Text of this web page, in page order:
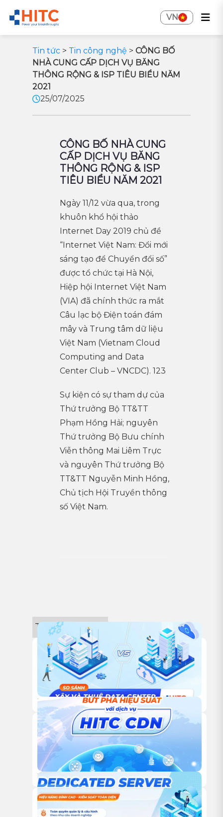
VN
Tin tức > Tin công nghệ > CÔNG BỐ
NHÀ CUNG CẤP DỊCH VỤ BĂNG
THÔNG RỘNG & ISP TIÊU BIỂU NĂM
2021
25/07/2025
CÔNG BỐ NHÀ CUNG
CẤP DỊCH VỤ BĂNG
THÔNG RỘNG & ISP
TIÊU BIỂU NĂM 2021
Ngày 11/12 vừa qua, trong
khuôn khổ hội thảo
Internet Day 2019 chủ đề
“Internet Việt Nam: Đổi mới
sáng tạo để Chuyển đổi số”
được tổ chức tại Hà Nội,
Hiệp hội Internet Việt Nam
(VIA) đã chính thức ra mắt
Câu lạc bộ Điện toán đám
mây và Trung tâm dữ liệu
Việt Nam (Vietnam Cloud
Computing and Data
Center Club – VNCDC). 123
Sự kiện có sự tham dự của
Thứ trưởng Bộ TT&TT
Phạm Hồng Hải; nguyên
Thứ trưởng Bộ Bưu chính
Viễn thông Mai Liêm Trực
và nguyên Thứ trưởng Bộ
TT&TT Nguyễn Minh Hồng,
Chủ tịch Hội Truyền thông
số Việt Nam.
Tin công nghệ
18/12/2025
TỰ XÂY HAY THUÊ TRUNG TÂM DỮ LIỆU: ĐÂU LÀ LỰA
CHỌN TỐI ƯU CHO DOANH NGHIỆP?
18/12/2025
DỊCH VỤ CDN CỦA HITC – GIẢI PHÁP TĂNG TỐC WEBSITE
VÀ TỐI ƯU TRẢI NGHIỆM NGƯỜI DÙNG TOÀN CẦU